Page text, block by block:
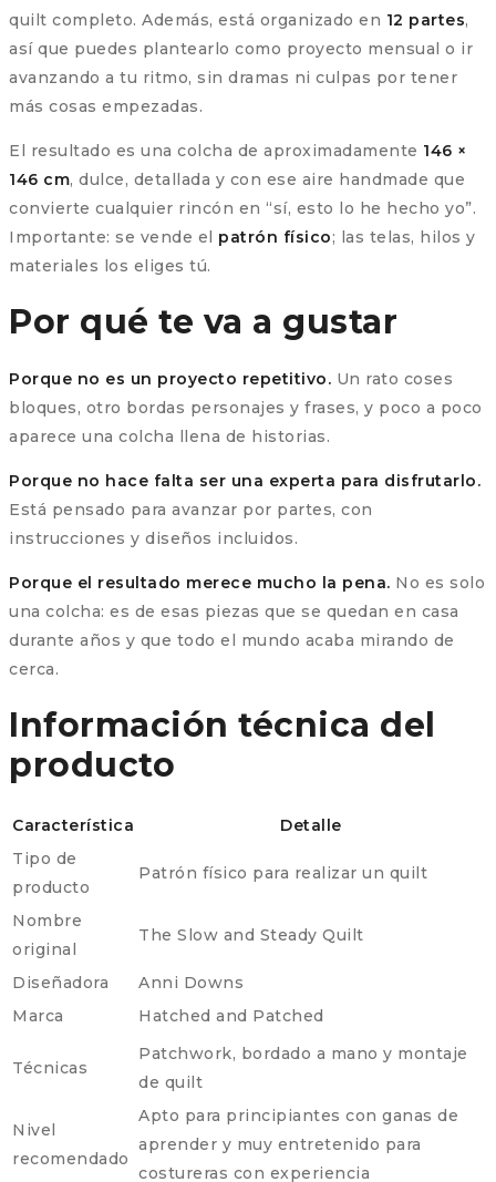
quilt completo. Además, está organizado en 12 partes,
así que puedes plantearlo como proyecto mensual o ir
avanzando a tu ritmo, sin dramas ni culpas por tener
más cosas empezadas.
El resultado es una colcha de aproximadamente 146 ×
146 cm, dulce, detallada y con ese aire handmade que
convierte cualquier rincón en “sí, esto lo he hecho yo”.
Importante: se vende el patrón físico; las telas, hilos y
materiales los eliges tú.
Por qué te va a gustar
Porque no es un proyecto repetitivo. Un rato coses
bloques, otro bordas personajes y frases, y poco a poco
aparece una colcha llena de historias.
Porque no hace falta ser una experta para disfrutarlo.
Está pensado para avanzar por partes, con
instrucciones y diseños incluidos.
Porque el resultado merece mucho la pena. No es solo
una colcha: es de esas piezas que se quedan en casa
durante años y que todo el mundo acaba mirando de
cerca.
Información técnica del
producto
Característica
Detalle
Tipo de
producto
Patrón físico para realizar un quilt
Nombre
original
The Slow and Steady Quilt
Diseñadora
Anni Downs
Marca
Hatched and Patched
Técnicas
Patchwork, bordado a mano y montaje
de quilt
Nivel
recomendado
Apto para principiantes con ganas de
aprender y muy entretenido para
costureras con experiencia